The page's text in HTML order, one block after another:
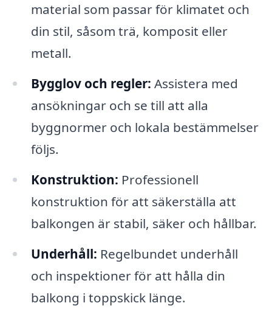
material som passar för klimatet och
din stil, såsom trä, komposit eller
metall.
Bygglov och regler: Assistera med
ansökningar och se till att alla
byggnormer och lokala bestämmelser
följs.
Konstruktion: Professionell
konstruktion för att säkerställa att
balkongen är stabil, säker och hållbar.
Underhåll: Regelbundet underhåll
och inspektioner för att hålla din
balkong i toppskick länge.